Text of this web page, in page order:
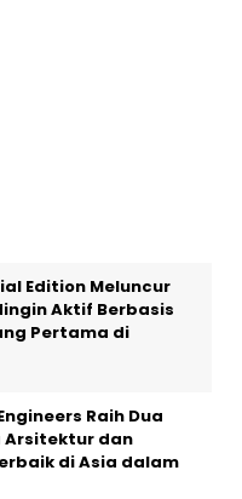
Edition Meluncur
Aktif Berbasis
Pertama di
Raih Dua
Arsitektur dan
di Asia dalam